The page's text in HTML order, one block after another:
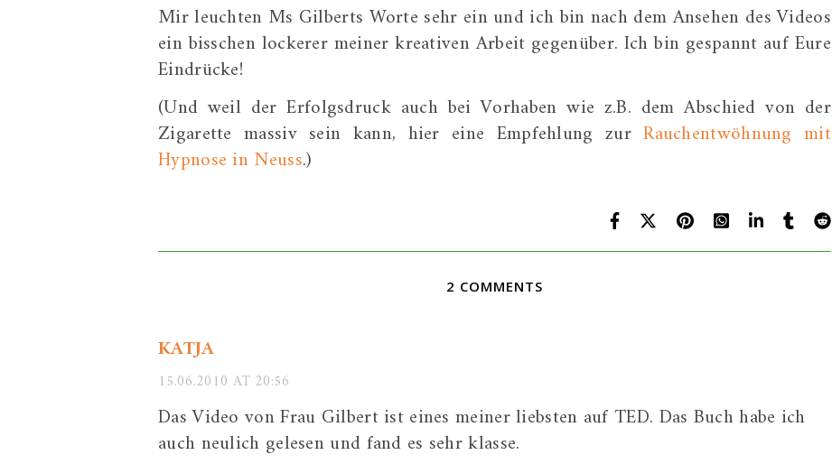
Mir leuchten Ms Gilberts Worte sehr ein und ich bin nach dem Ansehen des Videos
ein bisschen lockerer meiner kreativen Arbeit gegenüber. Ich bin gespannt auf Eure
Eindrücke!
(Und weil der Erfolgsdruck auch bei Vorhaben wie z.B. dem Abschied von der
Zigarette massiv sein kann, hier eine Empfehlung zurRauchentwöhnung mit
Hypnose in Neuss.)
2 COMMENTS
KATJA
15.06.2010 AT 20:56
Das Video von Frau Gilbert ist eines meiner liebsten auf TED. Das Buch habe ich
auch neulich gelesen und fand es sehr klasse.